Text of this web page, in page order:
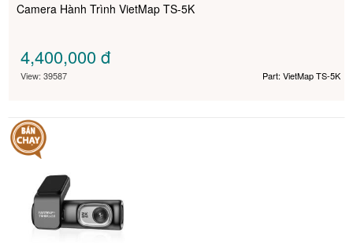
Camera Hành Trình VietMap TS-5K
4,400,000đ
View: 39587 Part: VietMap TS-5K